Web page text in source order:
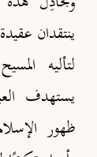
ينتقدان
لتأليه
يستهدف
ظهور